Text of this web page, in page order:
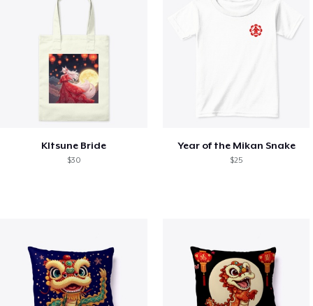
KItsune Bride
$30
Year of the Mikan Snake
$25